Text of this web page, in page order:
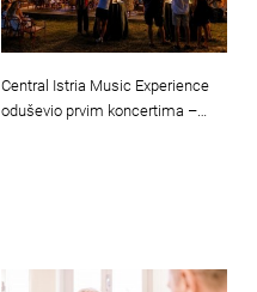
Central Istria Music Experience
oduševio prvim koncertima –…